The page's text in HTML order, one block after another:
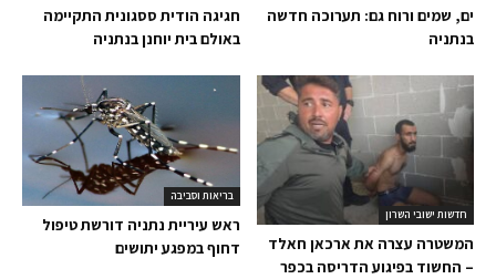
חגיגה הודית ססגונית התקיימה
באולם בית יוחנן בנתניה
ים, שמים ורוח גם: תערוכה חדשה
בנתניה
בריאות וסביבה
ראש עיריית נתניה דורשת טיפול
דחוף במפגע יתושים
חדשות ישובי השרון
המשטרה עצרה את ארכאן חאלד
– החשוד בפיגוע הדריסה בכפר